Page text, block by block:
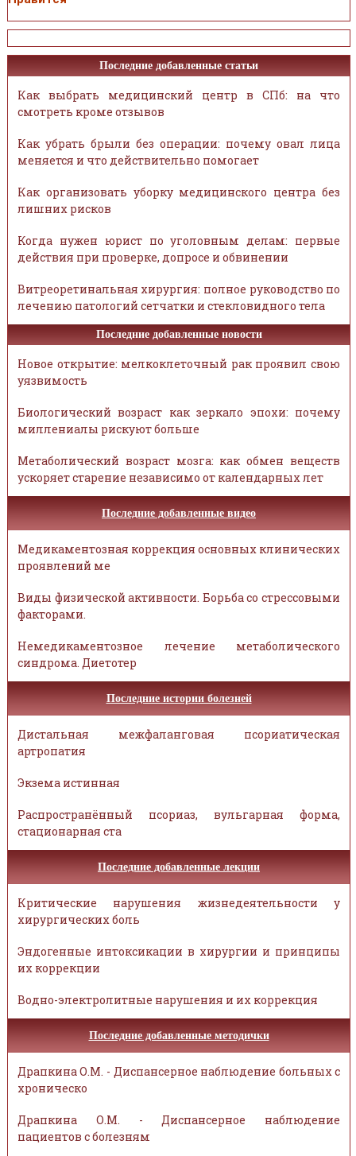
Последние добавленные статьи
Как выбрать медицинский центр в СПб: на что
смотреть кроме отзывов
Как убрать брыли без операции: почему овал лица
меняется и что действительно помогает
Как организовать уборку медицинского центра без
лишних рисков
Когда нужен юрист по уголовным делам: первые
действия при проверке, допросе и обвинении
Витреоретинальная хирургия: полное руководство по
лечению патологий сетчатки и стекловидного тела
Последние добавленные новости
Новое открытие: мелкоклеточный рак проявил свою
уязвимость
Биологический возраст как зеркало эпохи: почему
миллениалы рискуют больше
Метаболический возраст мозга: как обмен веществ
ускоряет старение независимо от календарных лет
Последние добавленные видео
Медикаментозная коррекция основных клинических
проявлений ме
Виды физической активности. Борьба со стрессовыми
факторами.
Немедикаментозное лечение метаболического
синдрома. Диетотер
Последние истории болезней
Дистальная межфаланговая псориатическая
артропатия
Экзема истинная
Распространённый псориаз, вульгарная форма,
стационарная ста
Последние добавленные лекции
Критические нарушения жизнедеятельности у
хирургических боль
Эндогенные интоксикации в хирургии и принципы
их коррекции
Водно-электролитные нарушения и их коррекция
Последние добавленные методички
Драпкина О.М. - Диспансерное наблюдение больных с
хроническо
Драпкина О.М. - Диспансерное наблюдение
пациентов с болезням